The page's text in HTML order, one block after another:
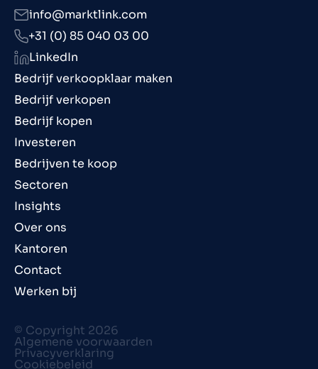
Bedrijf verkoopklaar maken
Bedrijf verkopen
Bedrijf kopen
Investeren
Bedrijven te koop
Sectoren
Insights
Over ons
Kantoren
Contact
Werken bij
info@marktlink.com
+31 (0) 85 040 03 00
LinkedIn
© Copyright 2026
Algemene voorwaarden
Privacyverklaring
Cookiebeleid